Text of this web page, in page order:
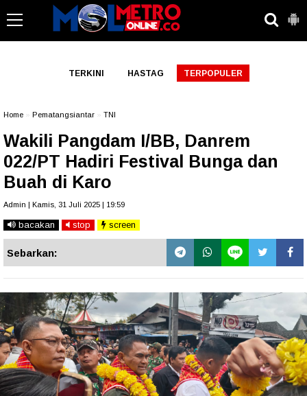
TERKINI HASTAG TERPOPULER
Home Pematangsiantar TNI
Wakili Pangdam I/BB, Danrem
022/PT Hadiri Festival Bunga dan
Buah di Karo
Admin | Kamis, 31 Juli 2025 | 19:59
bacakan stop screen
Sebarkan: